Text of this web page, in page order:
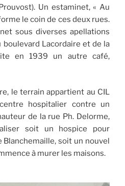
Un estaminet, « Au
le coin de ces deux rues.
sous diverses apellations
boulevard Lacordaire et de la
en 1939 un autre café,
le terrain appartient au CIL
hospitalier contre un
de la rue Ph. Delorme,
soit un hospice pour
soit un nouvel
à murer les maisons.